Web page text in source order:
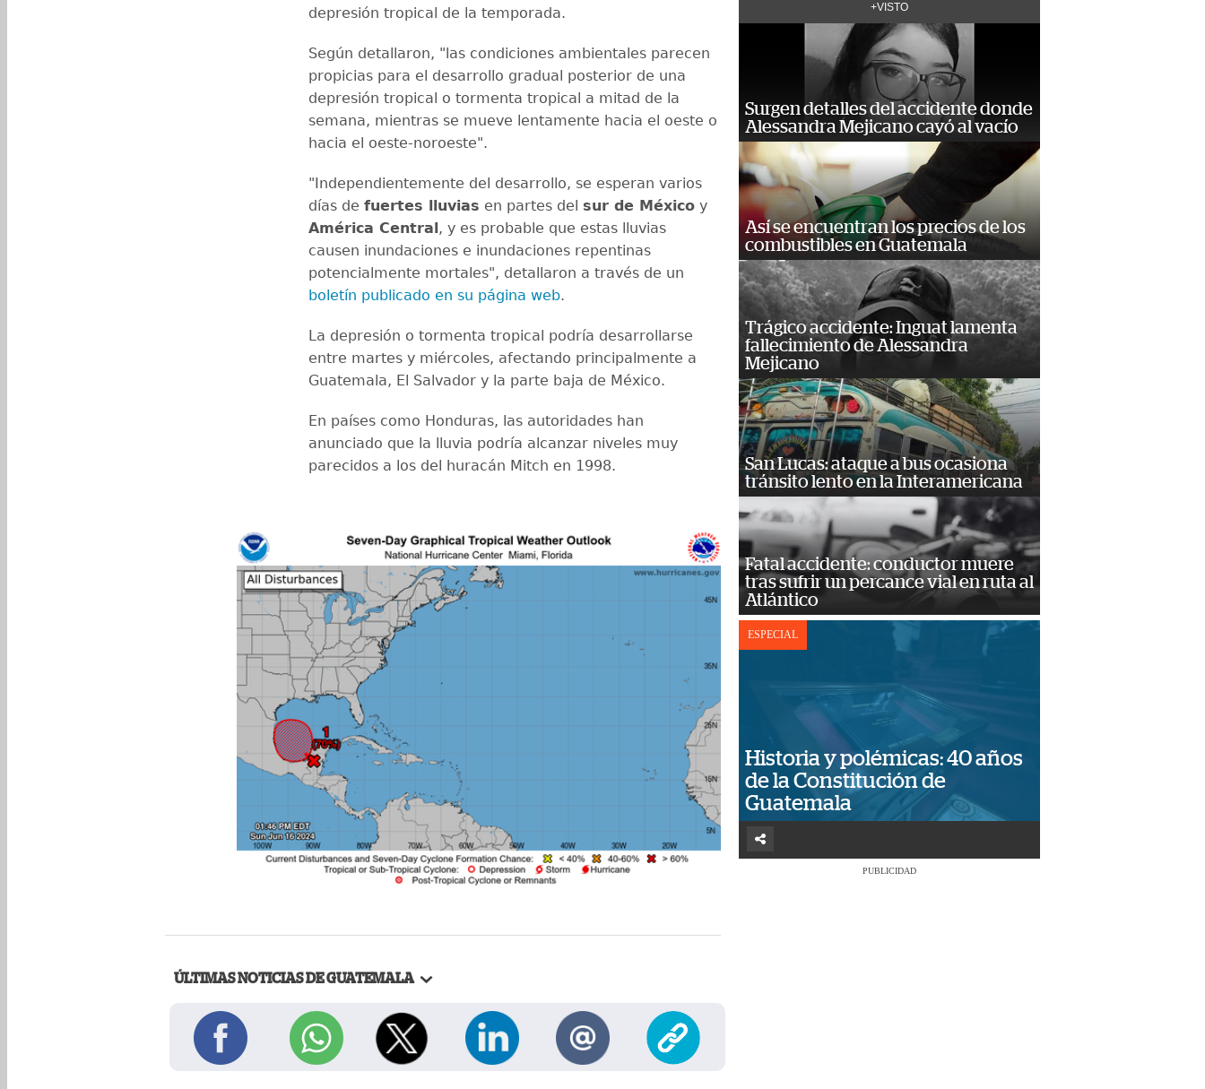
depresión tropical de la temporada.
Según detallaron, "las condiciones ambientales parecen
propicias para el desarrollo gradual posterior de una
depresión tropical o tormenta tropical a mitad de la
semana, mientras se mueve lentamente hacia el oeste o
hacia el oeste-noroeste".
"Independientemente del desarrollo, se esperan varios
días de fuertes lluvias en partes del sur de México y
América Central, y es probable que estas lluvias
causen inundaciones e inundaciones repentinas
potencialmente mortales", detallaron a través de un
boletín publicado en su página web.
La depresión o tormenta tropical podría desarrollarse
entre martes y miércoles, afectando principalmente a
Guatemala, El Salvador y la parte baja de México.
En países como Honduras, las autoridades han
anunciado que la lluvia podría alcanzar niveles muy
parecidos a los del huracán Mitch en 1998.
ÚLTIMAS NOTICIAS DE GUATEMALA
+VISTO
Surgen detalles del accidente donde
Alessandra Mejicano cayó al vacío
Así se encuentran los precios de los
combustibles en Guatemala
Trágico accidente: Inguat lamenta
fallecimiento de Alessandra
Mejicano
San Lucas: ataque a bus ocasiona
tránsito lento en la Interamericana
Fatal accidente: conductor muere
tras sufrir un percance vial en ruta al
Atlántico
ESPECIAL
Historia y polémicas: 40 años
de la Constitución de
Guatemala
PUBLICIDAD